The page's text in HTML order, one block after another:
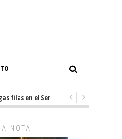
en el Servicio de Imagenología
NOTA